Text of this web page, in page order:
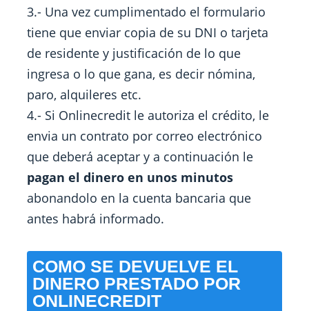
3.- Una vez cumplimentado el formulario
tiene que enviar copia de su DNI o tarjeta
de residente y justificación de lo que
ingresa o lo que gana, es decir nómina,
paro, alquileres etc.
4.- Si Onlinecredit le autoriza el crédito, le
envia un contrato por correo electrónico
que deberá aceptar y a continuación le
pagan el dinero en unos minutos
abonandolo en la cuenta bancaria que
antes habrá informado.
COMO SE DEVUELVE EL
DINERO PRESTADO POR
ONLINECREDIT